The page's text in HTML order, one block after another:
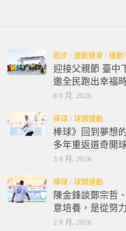
跑步 / 運動健身 / 運動
迎接父親節 臺中
邀全民跑出幸福
8 8 月, 2026
棒球 / 球類運動
棒球》回到夢想
多年重返道奇開
3 8 月, 2026
棒球 / 球類運動
陳金鋒談鄭宗哲
意培養，是從努
2 8 月, 2026